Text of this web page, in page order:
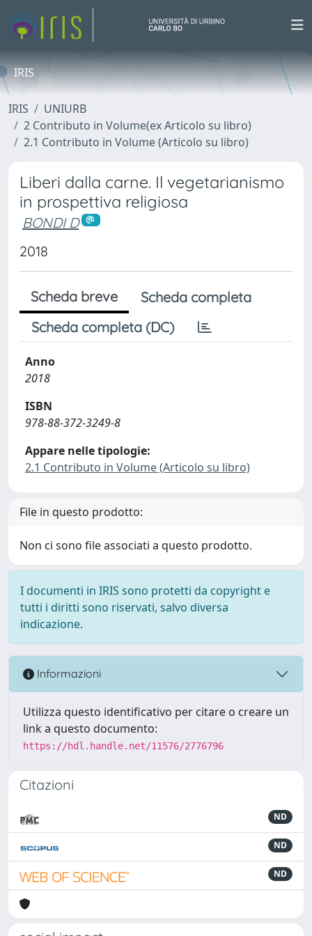
IRIS
IRIS
UNIURB
2 Contributo in Volume(ex Articolo su libro)
2.1 Contributo in Volume (Articolo su libro)
Liberi dalla carne. Il vegetarianismo
in prospettiva religiosa
BONDI D
2018
Scheda breve
Scheda completa
Scheda completa (DC)
Anno
2018
ISBN
978-88-372-3249-8
Appare nelle tipologie:
2.1 Contributo in Volume (Articolo su libro)
File in questo prodotto:
Non ci sono file associati a questo prodotto.
I documenti in IRIS sono protetti da copyright e
tutti i diritti sono riservati, salvo diversa
indicazione.
Informazioni
Utilizza questo identificativo per citare o creare un
link a questo documento:
https://hdl.handle.net/11576/2776796
Citazioni
ND
ND
ND